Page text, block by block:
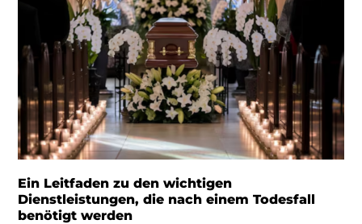
Ein Leitfaden zu den wichtigen
Dienstleistungen, die nach einem Todesfall
benötigt werden